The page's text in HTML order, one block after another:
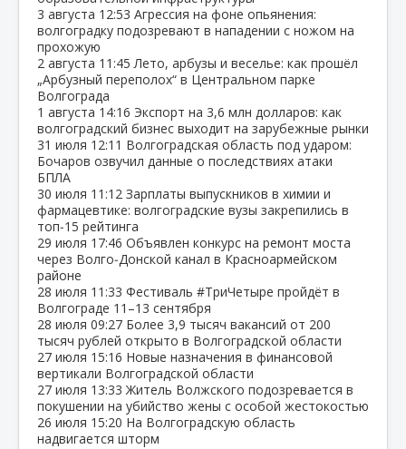
3 августа 12:53 Агрессия на фоне опьянения:
волгоградку подозревают в нападении с ножом на
прохожую
2 августа 11:45 Лето, арбузы и веселье: как прошёл
„Арбузный переполох“ в Центральном парке
Волгограда
1 августа 14:16 Экспорт на 3,6 млн долларов: как
волгоградский бизнес выходит на зарубежные рынки
31 июля 12:11 Волгоградская область под ударом:
Бочаров озвучил данные о последствиях атаки
БПЛА
30 июля 11:12 Зарплаты выпускников в химии и
фармацевтике: волгоградские вузы закрепились в
топ‑15 рейтинга
29 июля 17:46 Объявлен конкурс на ремонт моста
через Волго‑Донской канал в Красноармейском
районе
28 июля 11:33 Фестиваль #ТриЧетыре пройдёт в
Волгограде 11–13 сентября
28 июля 09:27 Более 3,9 тысяч вакансий от 200
тысяч рублей открыто в Волгоградской области
27 июля 15:16 Новые назначения в финансовой
вертикали Волгоградской области
27 июля 13:33 Житель Волжского подозревается в
покушении на убийство жены с особой жестокостью
26 июля 15:20 На Волгоградскую область
надвигается шторм